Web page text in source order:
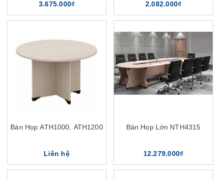
3.675.000₫
2.082.000₫
Bàn Họp ATH1000, ATH1200
Liên hệ
Bàn Họp Lớn NTH4315
12.279.000₫